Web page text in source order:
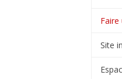
Faire
Site